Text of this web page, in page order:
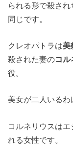
られる形で殺さ
同じです。
クレオパトラは美
殺された妻のコル
役。
美女が二人いるわ
コルネリウスは
れる女性です。